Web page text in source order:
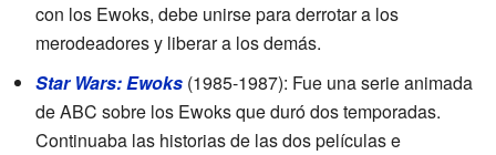
con los Ewoks, debe unirse para derrotar a los
merodeadores y liberar a los demás.
Star Wars: Ewoks (1985-1987): Fue una serie animada
de ABC sobre los Ewoks que duró dos temporadas.
Continuaba las historias de las dos películas e